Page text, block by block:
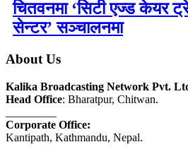
चितवनमा ‘सिटी एज्ड केयर
सेन्टर’ सञ्चालनमा
About Us
Kalika Broadcasting Network Pvt.
Head Office: Bharatpur, Chitwan.
Corporate Office:
Kantipath, Kathmandu, Nepal.